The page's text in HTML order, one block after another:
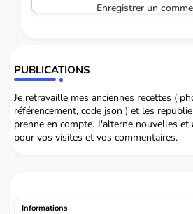
Enregistrer un
PUBLICATIONS
Je retravaille mes anciennes recettes (
référencement, code json ) et les
prenne en compte. J'alterne nouvelles et
pour vos visites et vos commentaires.
Informations